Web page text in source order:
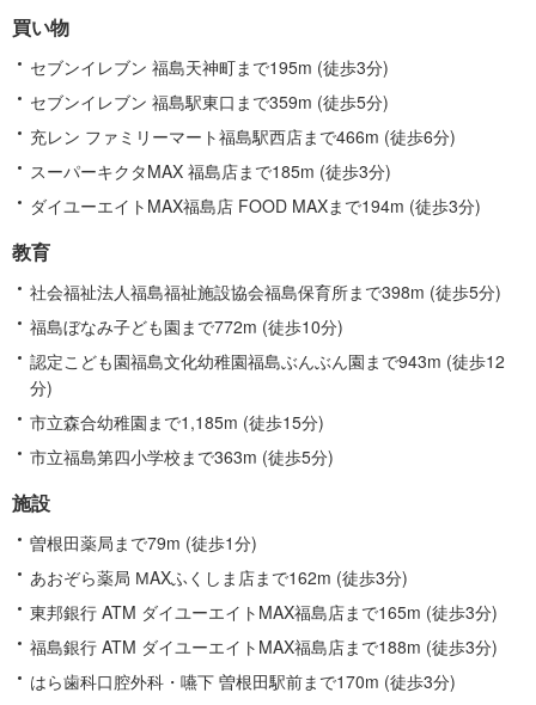
報
買い物
セブンイレブン 福島天神町まで195m (徒歩3分)
セブンイレブン 福島駅東口まで359m (徒歩5分)
充レン ファミリーマート福島駅西店まで466m (徒歩6分)
スーパーキクタMAX 福島店まで185m (徒歩3分)
ダイユーエイトMAX福島店 FOOD MAXまで194m (徒歩3分)
教育
社会福祉法人福島福祉施設協会福島保育所まで398m (徒歩5分)
福島ぼなみ子ども園まで772m (徒歩10分)
認定こども園福島文化幼稚園福島ぶんぶん園まで943m (徒歩12
分)
市立森合幼稚園まで1,185m (徒歩15分)
市立福島第四小学校まで363m (徒歩5分)
施設
曽根田薬局まで79m (徒歩1分)
あおぞら薬局 МAXふくしま店まで162m (徒歩3分)
東邦銀行 ATM ダイユーエイトMAX福島店まで165m (徒歩3分)
福島銀行 ATM ダイユーエイトMAX福島店まで188m (徒歩3分)
はら歯科口腔外科・嚥下 曽根田駅前まで170m (徒歩3分)